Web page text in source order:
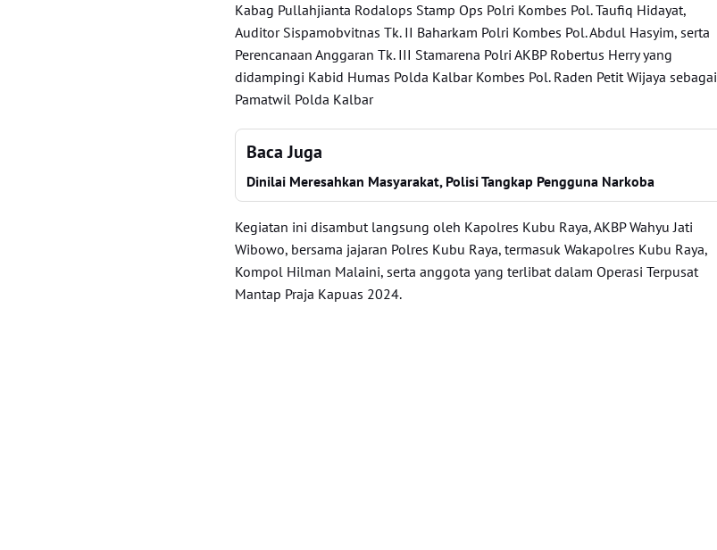
Kabag Pullahjianta Rodalops Stamp Ops Polri Kombes Pol. Taufiq Hidayat,
Auditor Sispamobvitnas Tk. II Baharkam Polri Kombes Pol. Abdul Hasyim, serta
Perencanaan Anggaran Tk. III Stamarena Polri AKBP Robertus Herry yang
didampingi Kabid Humas Polda Kalbar Kombes Pol. Raden Petit Wijaya sebagai
Pamatwil Polda Kalbar
Baca Juga
Dinilai Meresahkan Masyarakat, Polisi Tangkap Pengguna Narkoba
Kegiatan ini disambut langsung oleh Kapolres Kubu Raya, AKBP Wahyu Jati
Wibowo, bersama jajaran Polres Kubu Raya, termasuk Wakapolres Kubu Raya,
Kompol Hilman Malaini, serta anggota yang terlibat dalam Operasi Terpusat
Mantap Praja Kapuas 2024.